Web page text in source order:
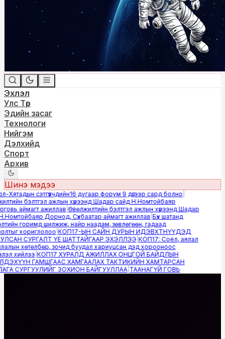
Эхлэл
Улс Төр
Эдийн засаг
Технологи
Нийгэм
Дэлхийд
Спорт
Архив
Шинэ мэдээ
сэтгүүлчдийн16 дугаар форум 9 дүгээр сард болно|
бэлтгэл ажлын хүрээнд Шадар сайд Н.Номтойбаяр
аймагт ажиллав|Өвөлжилтийн бэлтгэл ажлын хүрээнд Шадар
Дорнод, Сүхбаатар аймагт ажиллав|Бүх шатанд
горимд шилжиж, найр наадам, зөвлөгөөн, гадаад
хориглолоо|КОП17-ЫН САЙН ДУРЫН ИДЭВХТНҮҮДЭД
СУРГАЛТ ҮЕ ШАТТАЙГААР ЭХЭЛЛЭЭ|КОП17: Соёл, аялал
хөтөлбөр, зочид буудал хариуцсан дэд хорооноос
хийлээ|КОП17 ХУРАЛД АЖИЛЛАХ ОНЦГОЙ БАЙДЛЫН
ГАМШГААС ХАМГААЛАХ ТАКТИКИЙН ХАМТАРСАН
СУРГУУЛИЙГ ЗОХИОН БАЙГУУЛЛАА|ТААНАГҮЙ ГОВЬ